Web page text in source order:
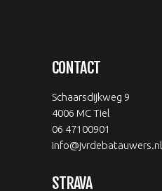
CONTACT
Schaarsdijkweg 9
4006 MC Tiel
06 47100901
info@jvrdebatauwers.nl
STRAVA